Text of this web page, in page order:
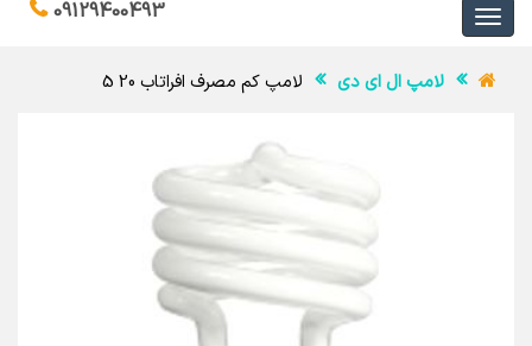
09129400493
لامپ ال ای دی لامپ کم مصرف افراتاب 20 5